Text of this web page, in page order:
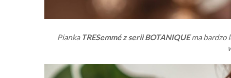
Pianka TRESemmé z serii BOTANIQUEma bardzo